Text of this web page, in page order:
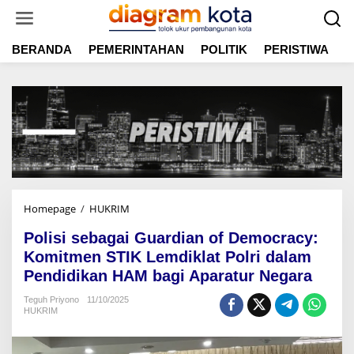
t
BERANDA PEMERINTAHAN POLITIK PERISTIWA
Homepage / HUKRIM
i
s
i
a
Polisi sebagai Guardian of Democracy:
Komitmen STIK Lemdiklat Polri dalam
Pendidikan HAM bagi Aparatur Negara
Teguh Priyono
11/10/2025
HUKRIM